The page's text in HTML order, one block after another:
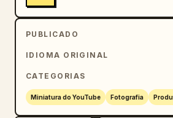
PUBLICADO
IDIOMA ORIGINAL
CATEGORIAS
Miniatura do YouTube Fotografia